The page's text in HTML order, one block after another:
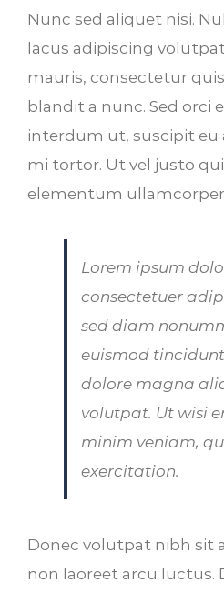
Nunc sed aliquet nisi.
lacus adipiscing
mauris, consectetur
blandit a nunc. Sed orci
interdum ut, suscipit eu
mi tortor. Ut vel justo
elementum
Lorem ipsum
consectetuer
sed diam
euismod
dolore magna
volutpat. Ut wisi
minim veniam,
exercitation.
Donec volutpat nibh sit
non laoreet arcu luctus.